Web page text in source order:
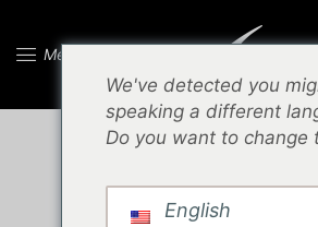
Menu
We've detected you
speaking a different
Do you want to change
English